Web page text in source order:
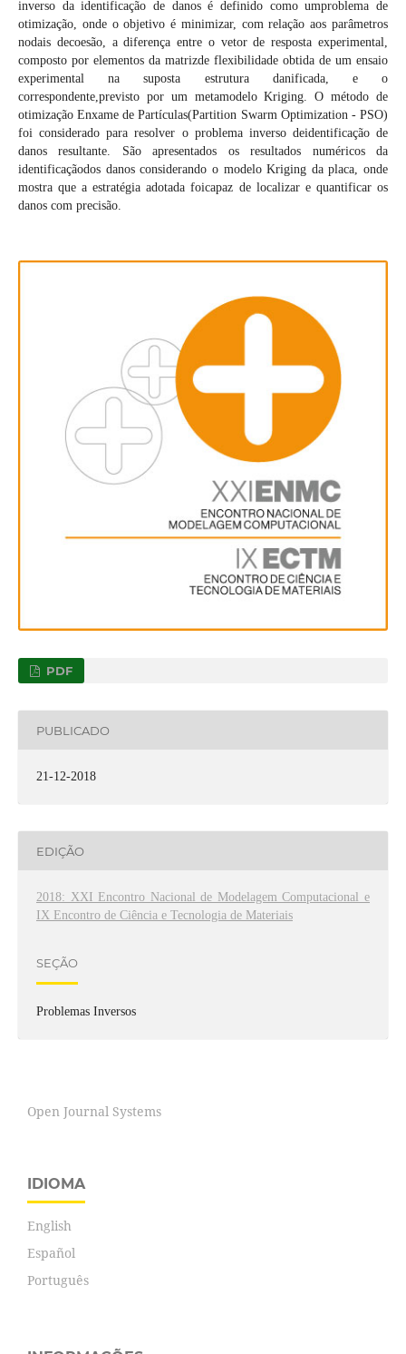
inverso da identificação de danos é definido como umproblema de
otimização, onde o objetivo é minimizar, com relação aos parâmetros
nodais decoesão, a diferença entre o vetor de resposta experimental,
composto por elementos da matrizde flexibilidade obtida de um ensaio
experimental na suposta estrutura danificada, e o
correspondente,previsto por um metamodelo Kriging. O método de
otimização Enxame de Partículas(Partition Swarm Optimization - PSO)
foi considerado para resolver o problema inverso deidentificação de
danos resultante. São apresentados os resultados numéricos da
identificaçãodos danos considerando o modelo Kriging da placa, onde
mostra que a estratégia adotada foicapaz de localizar e quantificar os
danos com precisão.
PDF
PUBLICADO
21-12-2018
EDIÇÃO
2018: XXI Encontro Nacional de Modelagem Computacional e
IX Encontro de Ciência e Tecnologia de Materiais
SEÇÃO
Problemas Inversos
Open Journal Systems
IDIOMA
English
Español
Português